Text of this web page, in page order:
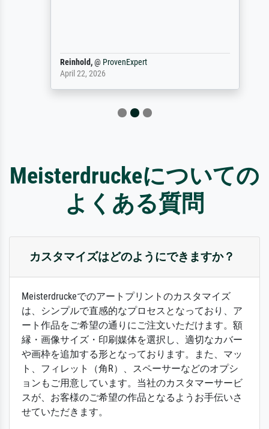
Reinhold,@ProvenExpert
April 22, 2026
Meisterdruckeについての
よくある質問
カスタマイズはどのようにできますか？
Meisterdruckeでのアートプリントのカスタマイズ
は、シンプルで直感的なプロセスとなっており、ア
ート作品をご希望の通りにご注文いただけます。額
縁・画像サイズ・印刷媒体を選択し、適切なカバー
や画枠を追加する形となっております。また、マッ
ト、フィレット（角R）、スペーサーなどのオプシ
ョンもご用意しています。当社のカスタマーサービ
スが、お客様のご希望の作品となるようお手伝いさ
せていただきます。